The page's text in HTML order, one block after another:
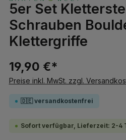
5er Set
Schrauben
Klettergriffe
19,90 €*
Preise inkl. MwSt. zzgl.
🇩🇪 versandkostenfrei
Sofort verfügbar, Lieferzeit: 2-4